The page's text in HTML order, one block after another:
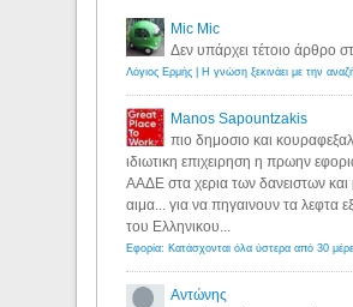
Mic Mic
Δεν υπάρχει τέτοιο άρθρο
Manos Sapountzakis
πιο δημοσιο και
ιδιωτικη επιχειρηση η πρωην
ΑΑΔΕ στα χερια των δανειστων και
αιμα... για να πηγαινουν τα λεφτα
του Ελληνικου...
Αντώνης